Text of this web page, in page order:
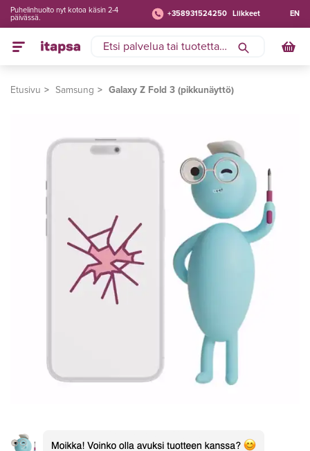
+358931524250 Liikkeet
Puhelinhuolto nyt kotoa käsin 2-4
päivässä.
EN
Etusivu Samsung Galaxy Z Fold 3 (pikkunäyttö)